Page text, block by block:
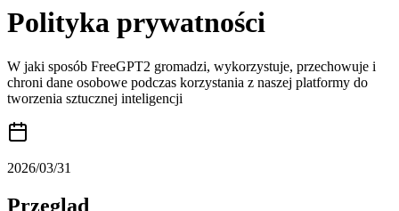
Polityka prywatności
W jaki sposób FreeGPT2 gromadzi, wykorzystuje, przechowuje i
chroni dane osobowe podczas korzystania z naszej platformy do
tworzenia sztucznej inteligencji
2026/03/31
Przegląd